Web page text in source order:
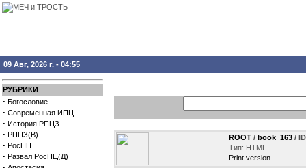
09 Авг, 2026 г. - 04:55
РУБРИКИ
· Богословие
· Современная ИПЦ
· История РПЦЗ
· РПЦЗ(В)
· РосПЦ
· Развал РосПЦ(Д)
ROOT / book_163 /
Тип: HTML
Print version...